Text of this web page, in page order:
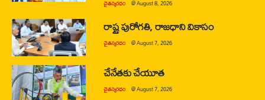
చైతన్యరధం @August 8, 2026
రాష్ట్ర పురోగతి, రాజధాని వికాసం
చైతన్యరధం @August 7, 2026
చేనేతకు చేయూత
చైతన్యరధం @August 7, 2026